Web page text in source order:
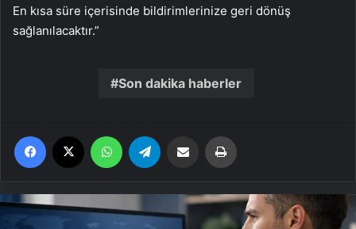
En kısa süre içerisinde bildirimlerinize geri dönüş
sağlanılacaktır.”
Son dakika haberler
Facebook WhatsApp Email'den paylaş